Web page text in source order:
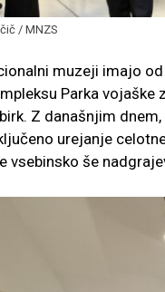
/ MNZS
muzeji imajo
Parka vojaške
Z današnjim
urejanje
vsebinsko še